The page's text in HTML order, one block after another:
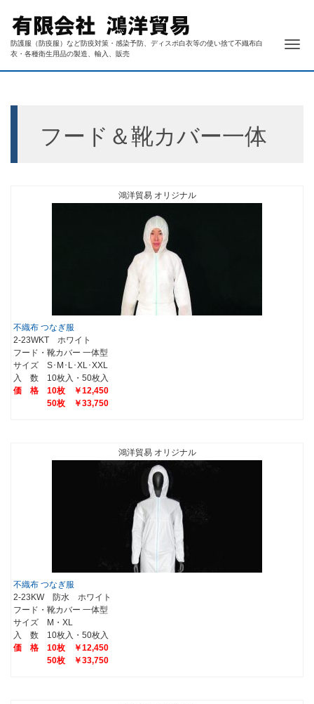
防護服（防疫服）など防疫対策・感染予防、ディスポ白衣等の使い捨て不織布白
衣・各種衛生用品の製造、輸入、販売
ナ
フード＆靴カバー一体
鴻洋貿易 オリジナル
不織布 つなぎ服
2-23WKT ホワイト
フード・靴カバー 一体型
サイズ S･M･L･XL･XXL
入 数 10枚入・50枚入
価 格 10枚 ￥12,450
50枚 ￥33,750
鴻洋貿易 オリジナル
不織布 つなぎ服
2-23KW 防水 ホワイト
フード・靴カバー 一体型
サイズ M・XL
入 数 10枚入・50枚入
価 格 10枚 ￥12,450
50枚 ￥33,750